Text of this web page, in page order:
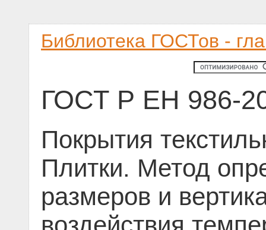
Библиотека ГОСТов -
ГОСТ Р ЕН 986-
Покрытия
Плитки. Метод
размеров и